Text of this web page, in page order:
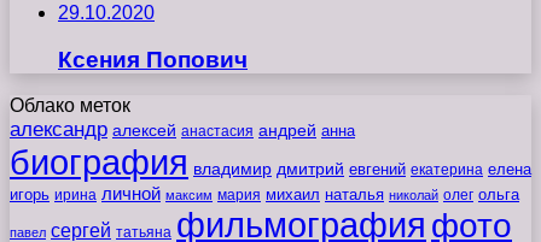
29.10.2020
Ксения Попович
Облако меток
александр алексей анастасия андрей анна
биография владимир дмитрий евгений екатерина елена
игорь ирина личной максим мария михаил наталья николай олег ольга
павел сергей татьяна фильмография фото